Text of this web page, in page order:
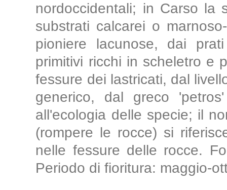
nordoccidentali; in Carso la
substrati calcarei o
pioniere lacunose, dai
primitivi ricchi in scheletro e
fessure dei lastricati, dal
generico, dal greco
all'ecologia delle specie; il
(rompere le rocce) si
nelle fessure delle rocce.
Periodo di fioritura: maggio-